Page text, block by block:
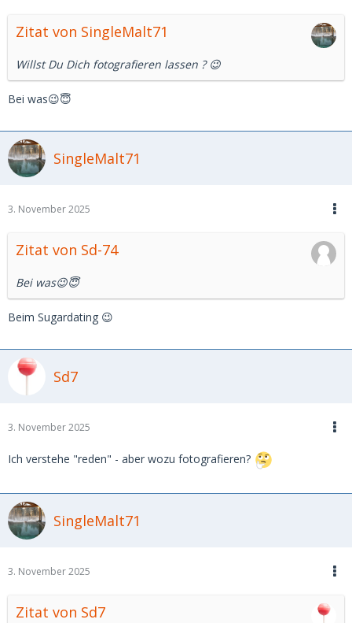
Zitat von SingleMalt71
Willst Du Dich fotografieren lassen ? 😉
Bei was😉😇
SingleMalt71
3. November 2025
Zitat von Sd-74
Bei was😉😇
Beim Sugardating 😉
Sd7
3. November 2025
Ich verstehe "reden" - aber wozu fotografieren?
SingleMalt71
3. November 2025
Zitat von Sd7